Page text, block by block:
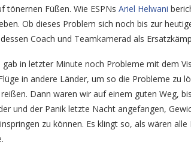
tönernen Füßen. Wie ESPNs Ariel Helwani
Ob dieses Problem sich noch bis zur
Coach und Teamkamerad als
in letzter Minute noch Probleme mit dem
in andere Länder, um so die Probleme zu
Dann waren wir auf einem guten Weg,
und der Panik letzte Nacht angefangen,
zu können. Es klingt so, als wären